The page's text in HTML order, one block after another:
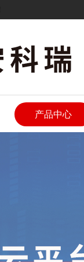
产品中心